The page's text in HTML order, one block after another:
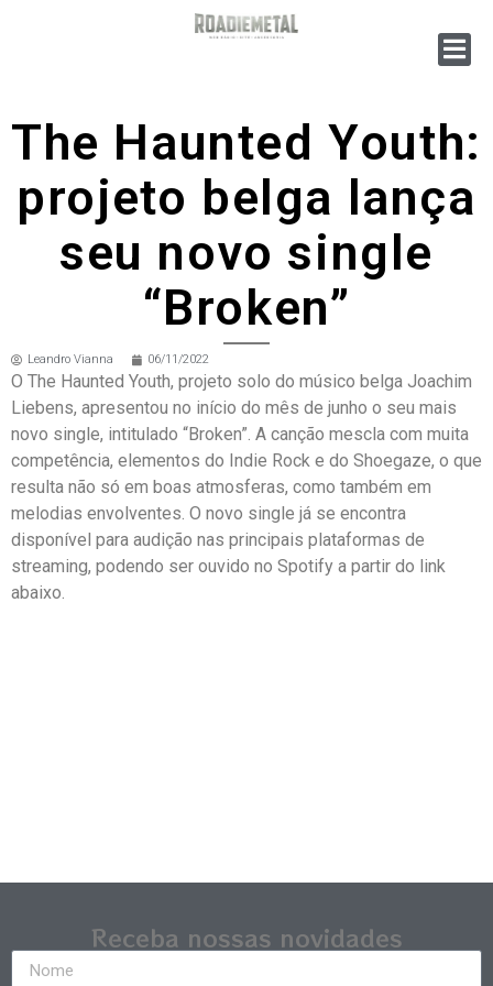
The Haunted Youth:
projeto belga lança
seu novo single
“Broken”
Leandro Vianna 06/11/2022
O The Haunted Youth, projeto solo do músico belga Joachim
Liebens, apresentou no início do mês de junho o seu mais
novo single, intitulado “Broken”. A canção mescla com muita
competência, elementos do Indie Rock e do Shoegaze, o que
resulta não só em boas atmosferas, como também em
melodias envolventes. O novo single já se encontra
disponível para audição nas principais plataformas de
streaming, podendo ser ouvido no Spotify a partir do link
abaixo.
Receba nossas novidades